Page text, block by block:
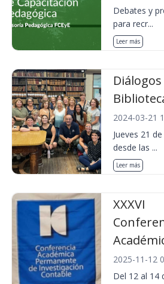
Debates y
para recr...
Leer más
2024-03-21
Jueves 21
desde las ...
Leer más
XXXVI
2025-11-12
Del 12 al 14